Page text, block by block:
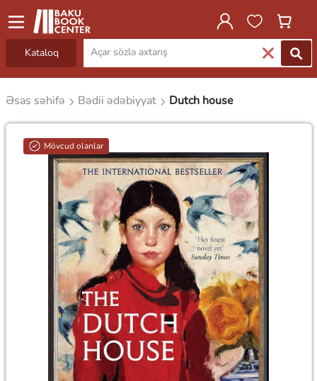
Kataloq
Əsas səhifə Bədii ədəbiyyat Dutch house
Mövcud olanlar